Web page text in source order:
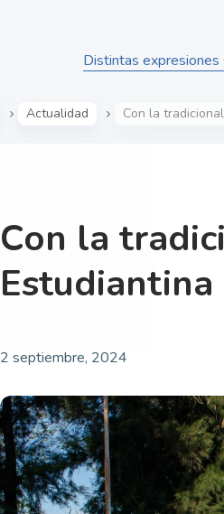
Distintas expresiones
Actualidad Con la
Con la
2 septiembre, 2024